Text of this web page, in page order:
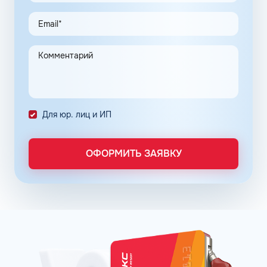
Нефтяные корпорации находятся в постоянном поиске
энергоэффективность мотора, снижающих общий
премиальных продуктов на основе неэтилированного
фирменные линейки бензинов:
ОПТИ – в сети АЗС Газпромнефть;
Пульсар – в сети АЗС Роснефть;
Танеко – в сети АЗС Татнефть.
Преимущества брендовых бензинов доказываются
увеличение пути, которое машина может проехать
после заправки бака, что в итоге обеспечивает
Для юр. лиц и ИП
ОФОРМИТЬ ЗАЯВКУ